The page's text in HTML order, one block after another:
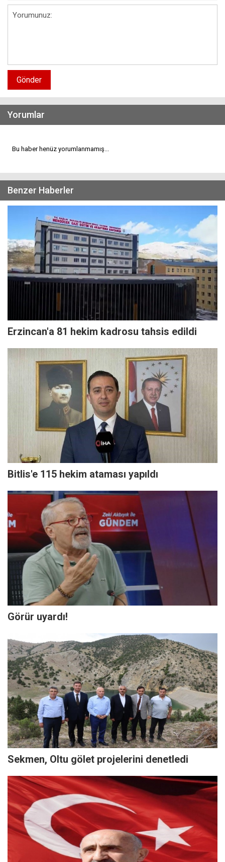
Gönder
Yorumlar
Bu haber henüz yorumlanmamış...
Benzer Haberler
Erzincan'a 81 hekim kadrosu tahsis edildi
Bitlis'e 115 hekim ataması yapıldı
Görür uyardı!
Sekmen, Oltu gölet projelerini denetledi